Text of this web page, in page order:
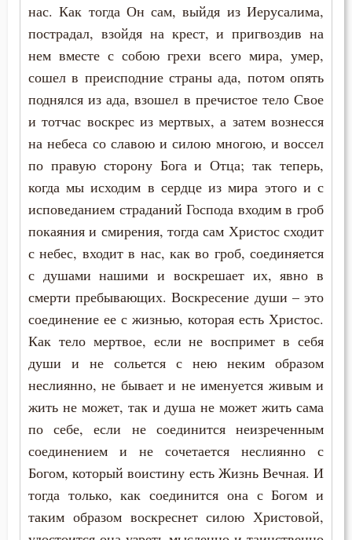
Воля
Воля Божия
Воплощение
Воскресение Христово
Воспитание
Высокомерие
Гнев
Господь
Грех
Дети
Добро
Добродетель
нас. Как тогда Он сам, выйдя из Иерусалима,
пострадал, взойдя на крест, и пригвоздив на
нем вместе с собою грехи всего мира, умер,
сошел в преисподние страны ада, потом опять
поднялся из ада, взошел в пречистое тело Свое
и тотчас воскрес из мертвых, а затем вознесся
на небеса со славою и силою многою, и воссел
по правую сторону Бога и Отца; так теперь,
когда мы исходим в сердце из мира этого и с
исповеданием страданий Господа входим в гроб
покаяния и смирения, тогда сам Христос сходит
с небес, входит в нас, как во гроб, соединяется
с душами нашими и воскрешает их, явно в
смерти пребывающих. Воскресение души – это
соединение ее с жизнью, которая есть Христос.
Как тело мертвое, если не воспримет в себя
души и не сольется с нею неким образом
неслиянно, не бывает и не именуется живым и
жить не может, так и душа не может жить сама
по себе, если не соединится неизреченным
соединением и не сочетается неслиянно с
Богом, который воистину есть Жизнь Вечная. И
тогда только, как соединится она с Богом и
таким образом воскреснет силою Христовой,